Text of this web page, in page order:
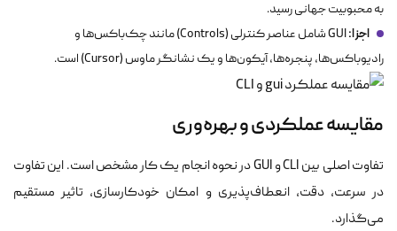
به محبوبیت جهانی رسید.
اجزا:
GUI شامل عناصر کنترلی (Controls) مانند چک‌باکس‌ها و
رادیوباکس‌ها، پنجره‌ها، آیکون‌ها و یک نشانگر ماوس (Cursor) است.
مقایسه عملکردی و بهره‌وری
تفاوت اصلی بین CLI و GUI در نحوه انجام یک کار مشخص است. این تفاوت
در سرعت، دقت، انعطاف‌پذیری و امکان خودکارسازی، تاثیر مستقیم
می‌گذارد.